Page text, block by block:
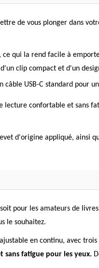
de vous plonger dans
ce qui la rend facile à
d'un clip compact et d'un
USB-C standard pour
confortable et sans
d'origine appliqué, ainsi
pour les amateurs de
le souhaitez.
en continu, avec
fatigue pour les yeux.